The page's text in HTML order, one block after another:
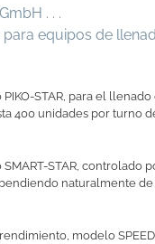
. . .
para equipos de
STAR, para el
400 unidades por
STAR, controlado
naturalmente de
modelo